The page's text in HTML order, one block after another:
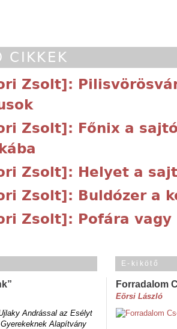
CIKKEK
Zsolt]:
Zsolt]: Főnix a
Zsolt]: Helyet a
Zsolt]: Buldózer a
Zsolt]: Pofára
Andrással az Esélyt
Alapítvány
E-kikötő
Forradalom
Eörsi László